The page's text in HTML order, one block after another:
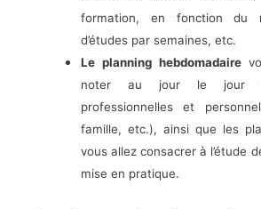
formation, en fonction du
d’études par semaines, etc.
Le planning hebdomadaire
noter au jour le jour
professionnelles et
famille, etc.), ainsi que les
vous allez consacrer à l’étude
mise en pratique.